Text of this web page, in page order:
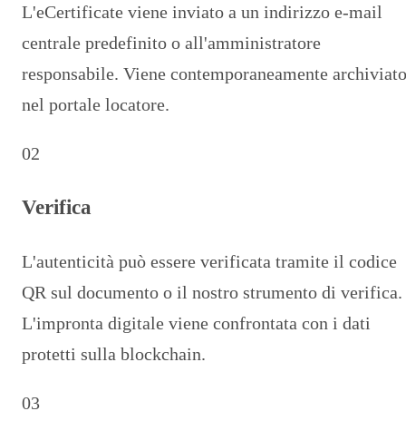
L'eCertificate viene inviato a un indirizzo e-mail
centrale predefinito o all'amministratore
responsabile. Viene contemporaneamente archiviato
nel portale locatore.
02
Verifica
L'autenticità può essere verificata tramite il codice
QR sul documento o il nostro strumento di verifica.
L'impronta digitale viene confrontata con i dati
protetti sulla blockchain.
03